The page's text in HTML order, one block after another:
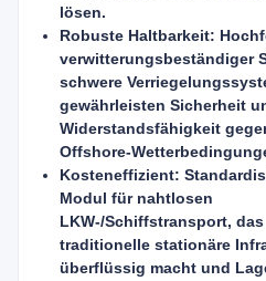
lösen.
Robuste Haltbarkeit:
verwitterungsbeständiger
schwere
gewährleisten Sicherheit
Widerstandsfähigkeit
Offshore-
Kosteneffizient:
Modul für nahtlosen
LKW-/Schiffstransport, das
traditionelle stationäre
überflüssig macht und